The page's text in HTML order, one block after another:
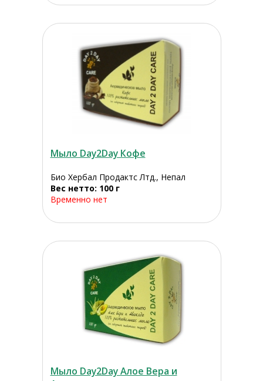
Мыло Day2Day Кофе
Био Хербал Продактс Лтд., Непал
Вес нетто: 100 г
Временно нет
Мыло Day2Day Алое Вера и